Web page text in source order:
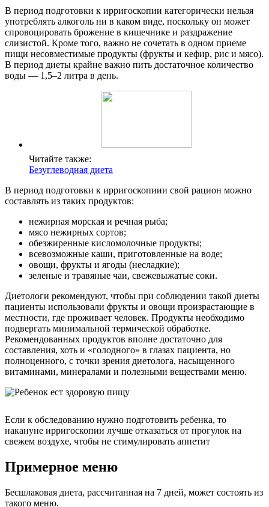
В период подготовки к ирригоскопии категорически нельзя
употреблять алкоголь ни в каком виде, поскольку он может
спровоцировать брожение в кишечнике и раздражение
слизистой. Кроме того, важно не сочетать в одном приеме
пищи несовместимые продукты (фрукты и кефир, рис и мясо).
В период диеты крайне важно пить достаточное количество
воды — 1,5–2 литра в день.
Читайте также:
Безуглеводная диета
В период подготовки к ирригоскопиии свой рацион можно
составлять из таких продуктов:
нежирная морская и речная рыба;
мясо нежирных сортов;
обезжиренные кисломолочные продукты;
всевозможные каши, приготовленные на воде;
овощи, фрукты и ягоды (несладкие);
зеленые и травяные чаи, свежевыжатые соки.
Диетологи рекомендуют, чтобы при соблюдении такой диеты
пациенты использовали фрукты и овощи произрастающие в
местности, где проживает человек. Продукты необходимо
подвергать минимальной термической обработке.
Рекомендованных продуктов вполне достаточно для
составления, хоть и «голодного» в глазах пациента, но
полноценного, с точки зрения диетолога, насыщенного
витаминами, минералами и полезными веществами меню.
Если к обследованию нужно подготовить ребенка, то
накануне ирригоскопии лучше отказаться от прогулок на
свежем воздухе, чтобы не стимулировать аппетит
Примерное меню
Бесшлаковая диета, рассчитанная на 7 дней, может состоять из
такого меню.